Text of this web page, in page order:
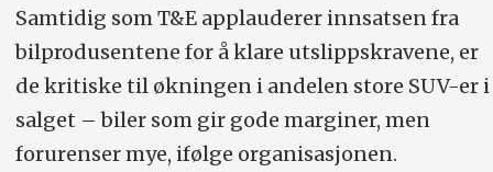
Samtidig som T&E applauderer innsatsen fra
bilprodusentene for å klare utslippskravene, er
de kritiske til økningen i andelen store SUV-er i
salget – biler som gir gode marginer, men
forurenser mye, ifølge organisasjonen.